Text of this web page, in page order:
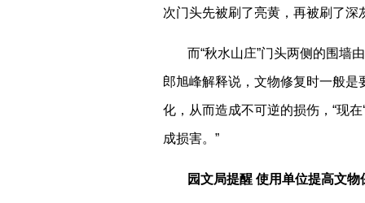
次门头先被刷了亮黄，再被刷了
而“秋水山庄”门头两侧的围墙
郎旭峰解释说，文物修复时一般
化，从而造成不可逆的损伤，“现
成损害。”
园文局提醒 使用单位提高文物